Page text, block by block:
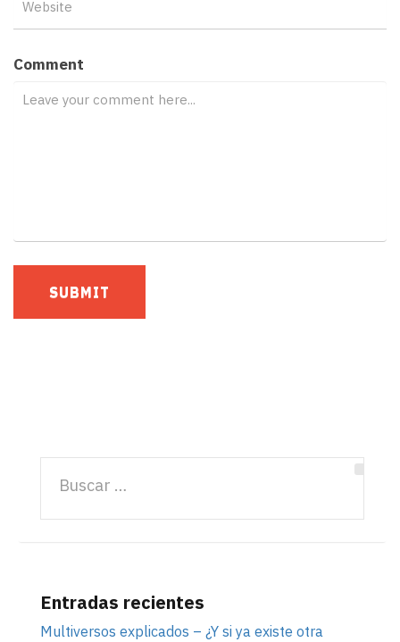
Comment
Entradas recientes
Multiversos explicados – ¿Y si ya existe otra